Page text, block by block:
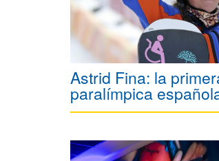
Astrid Fina: la
paralímpica